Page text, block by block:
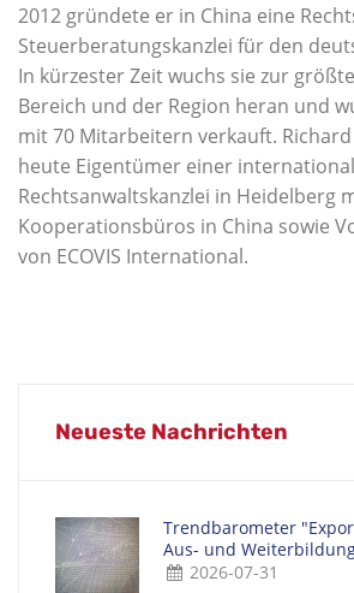
2012 gründete er in China eine
Steuerberatungskanzlei für den
In kürzester Zeit wuchs sie zur
Bereich und der Region heran und
mit 70 Mitarbeitern verkauft.
heute Eigentümer einer
Rechtsanwaltskanzlei in Heidelberg
Kooperationsbüros in China sowie
von ECOVIS International.
Neueste Nachrichten
Trendbarometer
Aus- und
2026-07-31